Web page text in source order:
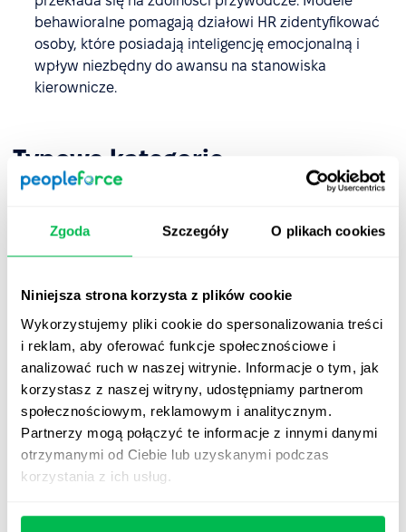
Zgoda Szczegóły O plikach cookies
Niniejsza strona korzysta z plików cookie
Wykorzystujemy pliki cookie do spersonalizowania treści
i reklam, aby oferować funkcje społecznościowe i
analizować ruch w naszej witrynie. Informacje o tym, jak
korzystasz z naszej witryny, udostępniamy partnerom
społecznościowym, reklamowym i analitycznym.
Partnerzy mogą połączyć te informacje z innymi danymi
otrzymanymi od Ciebie lub uzyskanymi podczas
korzystania z ich usług.
behawioralne pomagają działowi HR zidentyfikować
osoby, które posiadają inteligencję emocjonalną i
wpływ niezbędny do awansu na stanowiska
kierownicze.
Typowe kategorie
behawioralne
Większość modeli HR grupuje kompetencje w klastry, aby
ułatwić zarządzanie nimi:
samodyscyplina.
Międzyludzkie:
Komunikacja, praca zespołowa i
empatia.
Analityczne:Podejmowanie decyzji, rozwiązywanie
problemów i myślenie strategiczne.
Zarządzanie: Rozwój innych, delegowanie zadań i
osiąganie wyników.
Wgląd w HR:Najskuteczniejsze modele kompetencji są